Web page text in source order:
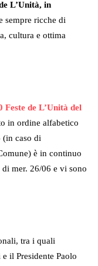
L’Unità, in
sempre ricche di
cultura e ottima
de L’Unità del
in ordine alfabetico
(in caso di
è in continuo
mer. 26/06 e vi sono
tra i quali
il Presidente Paolo